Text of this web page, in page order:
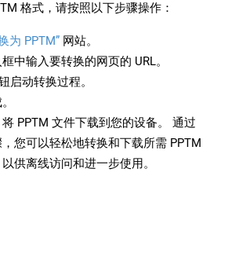
格式，请按照以下步骤操作：
为 PPTM” 网站。
中输入要转换的网页的 URL。
启动转换过程。
PPTM 文件下载到您的设备。 通过
您可以轻松地转换和下载所需 PPTM
供离线访问和进一步使用。